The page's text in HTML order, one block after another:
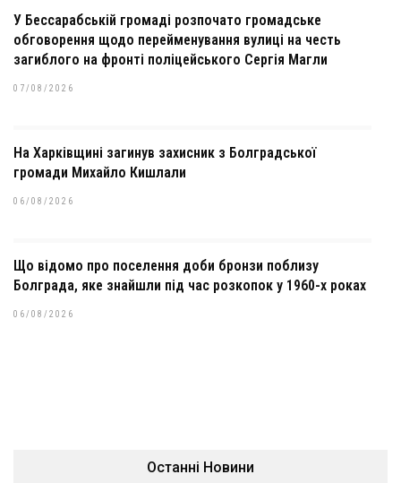
У Бессарабській громаді розпочато громадське
обговорення щодо перейменування вулиці на честь
загиблого на фронті поліцейського Сергія Магли
07/08/2026
На Харківщині загинув захисник з Болградської
громади Михайло Кишлали
06/08/2026
Що відомо про поселення доби бронзи поблизу
Болграда, яке знайшли під час розкопок у 1960-х роках
06/08/2026
Останні Новини